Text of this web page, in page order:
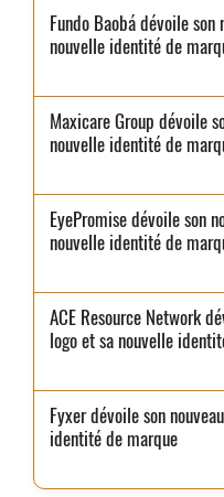
Fundo Baobá dévoile son
nouvelle identité de
Maxicare Group dévoile
nouvelle identité de
EyePromise dévoile son
nouvelle identité de
ACE Resource Network
logo et sa nouvelle
Fyxer dévoile son
identité de marque